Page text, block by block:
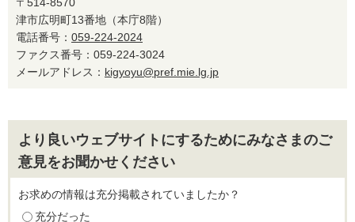
〒514-8570
津市広明町13番地（本庁8階）
電話番号： 059-224-2024
ファクス番号：059-224-3024
メールアドレス： kigyoyu@pref.mie.lg.jp
より良いウェブサイトにするためにみなさまのご
意見をお聞かせください
お求めの情報は充分掲載されていましたか？
充分だった